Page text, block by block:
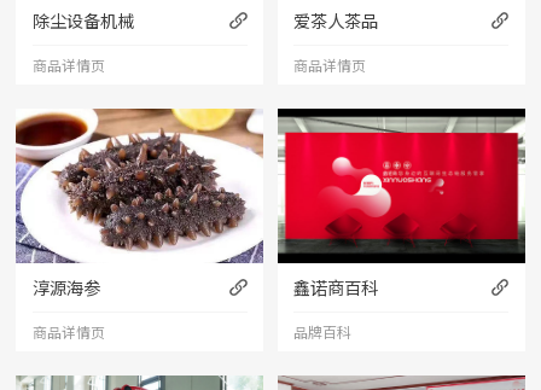
除尘设备机械
商品详情页
爱茶人茶品
商品详情页
淳源海参
商品详情页
鑫诺商百科
品牌百科